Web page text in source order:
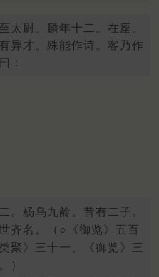
太尉。麟年十二。在座。
异才。殊能作诗。客乃作
：
。杨乌九龄。昔有二子。
齐名。（○《御览》五百
聚》三十一、《御览》三
）